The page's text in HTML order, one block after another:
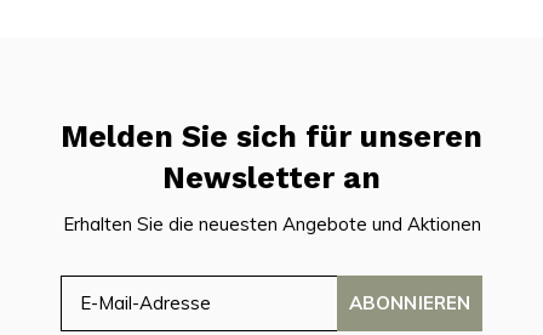
Melden Sie sich für unseren
Newsletter an
Erhalten Sie die neuesten Angebote und Aktionen
ABONNIEREN